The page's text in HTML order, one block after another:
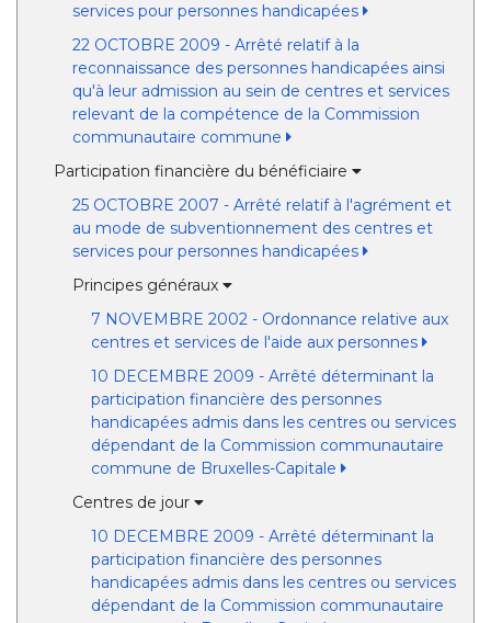
services pour personnes handicapées
22 OCTOBRE 2009 - Arrêté relatif à la
reconnaissance des personnes handicapées ainsi
qu'à leur admission au sein de centres et services
relevant de la compétence de la Commission
communautaire commune
Participation financière du bénéficiaire
25 OCTOBRE 2007 - Arrêté relatif à l'agrément et
au mode de subventionnement des centres et
services pour personnes handicapées
Principes généraux
7 NOVEMBRE 2002 - Ordonnance relative aux
centres et services de l'aide aux personnes
10 DECEMBRE 2009 - Arrêté déterminant la
participation financière des personnes
handicapées admis dans les centres ou services
dépendant de la Commission communautaire
commune de Bruxelles-Capitale
Centres de jour
10 DECEMBRE 2009 - Arrêté déterminant la
participation financière des personnes
handicapées admis dans les centres ou services
dépendant de la Commission communautaire